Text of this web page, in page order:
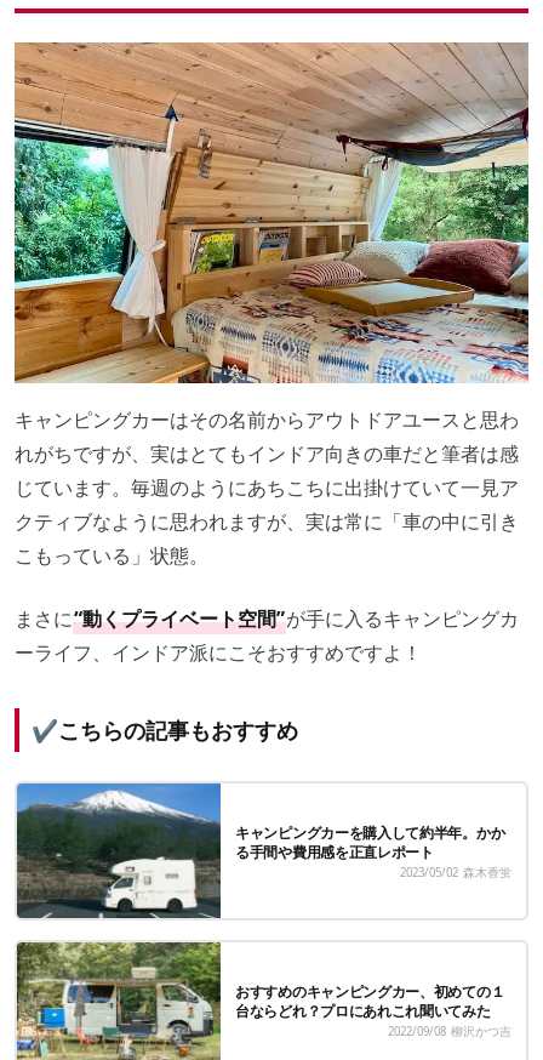
キャンピングカーはその名前からアウトドアユースと思わ
れがちですが、実はとてもインドア向きの車だと筆者は感
じています。毎週のようにあちこちに出掛けていて一見ア
クティブなように思われますが、実は常に「車の中に引き
こもっている」状態。
まさに“動くプライベート空間”が手に入るキャンピングカ
ーライフ、インドア派にこそおすすめですよ！
✔こちらの記事もおすすめ
キャンピングカーを購入して約半年。かか
る手間や費用感を正直レポート
2023/05/02 森木香蛍
おすすめのキャンピングカー、初めての１
台ならどれ？プロにあれこれ聞いてみた
2022/09/08 柳沢かつ吉